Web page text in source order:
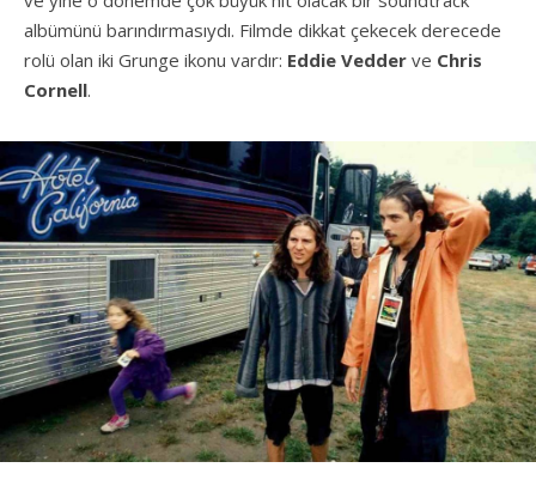
albümünü barındırmasıydı. Filmde dikkat çekecek derecede
rolü olan iki Grunge ikonu vardır: Eddie Vedder ve Chris
Cornell.